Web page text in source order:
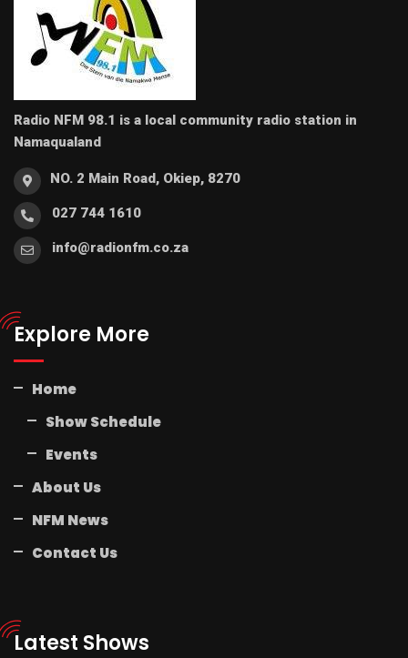
Radio NFM 98.1 is a local community radio station in
Namaqualand
NO. 2 Main Road, Okiep, 8270
027 744 1610
info@radionfm.co.za
Explore More
Home
Show Schedule
Events
About Us
NFM News
Contact Us
Latest Shows